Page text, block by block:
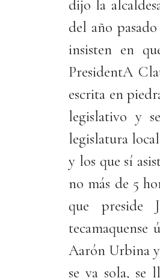
dijo la
del año
insisten en
PresidentA
escrita en
legislativo y
legislatura
y los que sí
no más de 5
que preside
Aarón Urbina
se va sola, se